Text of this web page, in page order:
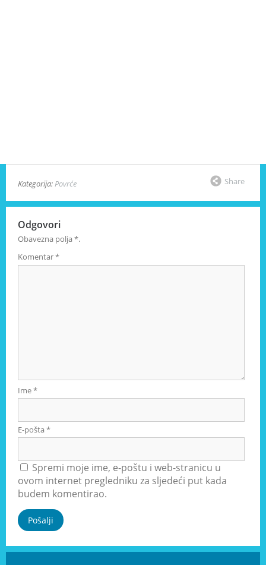
Kategorija: Povrće Share
Odgovori
Obavezna polja*.
Komentar*
Ime*
E-pošta*
Spremi moje ime, e-poštu i web-stranicu u
ovom internet pregledniku za sljedeći put kada
budem komentirao.